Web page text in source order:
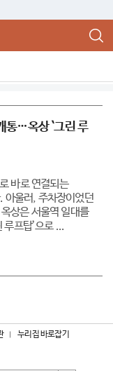
통…옥상 `그린 루
바로 연결되는
아울러, 주차장이었던
상은 서울역 일대를
루프탑’으로 ...
누리집 바로잡기